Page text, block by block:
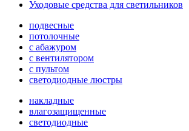
Уходовые средства для светильников
подвесные
потолочные
с абажуром
с вентилятором
с пультом
светодиодные люстры
накладные
влагозащищенные
светодиодные